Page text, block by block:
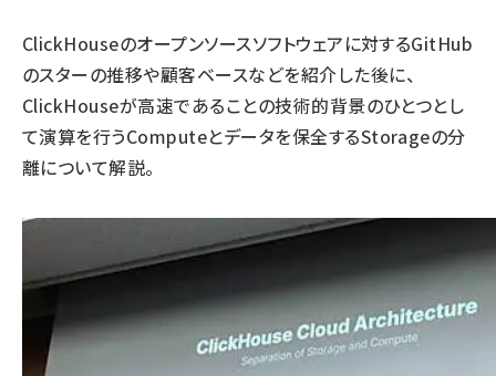
ClickHouseのオープンソースソフトウェアに対するGitHub
のスターの推移や顧客ベースなどを紹介した後に、
ClickHouseが高速であることの技術的背景のひとつとし
て演算を行うComputeとデータを保全するStorageの分
離について解説。